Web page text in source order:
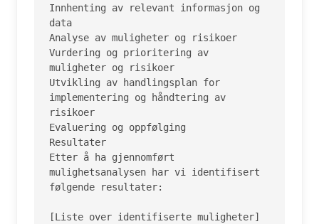
Innhenting av relevant informasjon og
data
Analyse av muligheter og risikoer
Vurdering og prioritering av
muligheter og risikoer
Utvikling av handlingsplan for
implementering og håndtering av
risikoer
Evaluering og oppfølging
Resultater
Etter å ha gjennomført
mulighetsanalysen har vi identifisert
følgende resultater:
[Liste over identifiserte muligheter]